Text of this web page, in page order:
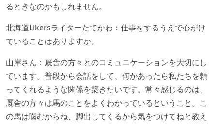
るときなのかもしれません。
北海道Likersライターたてかわ：仕事をするうえで心がけ
ていることはありますか。
山岸さん：厩舎の方々とのコミュニケーションを大切にし
ています。普段から会話をして、何かあったら私たちを頼
ってくれるような関係を築きたいです。常々感じるのは、
厩舎の方々は馬のことをよくわかっているということ。こ
の馬は噛むからね、脚出してくるから気をつけてねと教え